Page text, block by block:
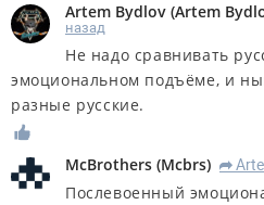
Artem Bydlov (Artem
назад
Не надо сравнивать
эмоциональном подъёме, и
разные русские.
McBrothers (Mcbrs) R
Послевоенный